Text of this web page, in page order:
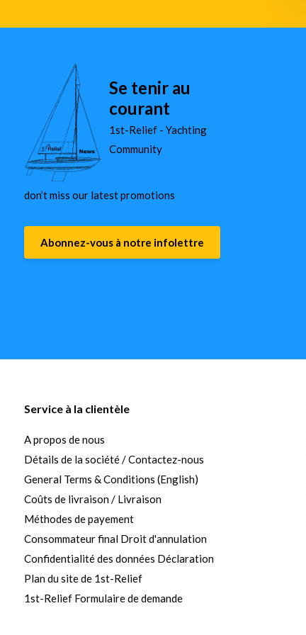
Se tenir au
courant
1st-Relief - Yachting
Community
don’t miss our latest promotions
Abonnez-vous à notre infolettre
Service à la clientèle
A propos de nous
Détails de la société / Contactez-nous
General Terms & Conditions (English)
Coûts de livraison / Livraison
Méthodes de payement
Consommateur final Droit d'annulation
Confidentialité des données Déclaration
Plan du site de 1st-Relief
1st-Relief Formulaire de demande